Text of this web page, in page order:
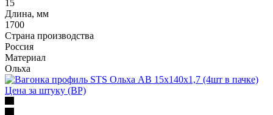
15
Длина, мм
1700
Страна производства
Россия
Материал
Ольха